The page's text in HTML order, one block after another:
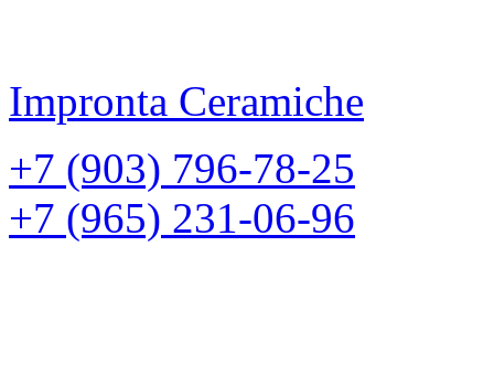
Impronta Ceramiche
+7 (903) 796-78-25
+7 (965) 231-06-96